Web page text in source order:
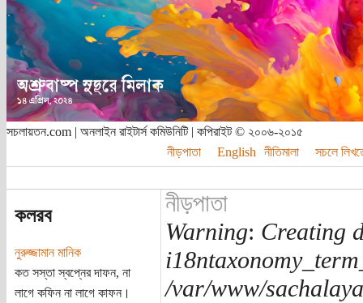
সচলায়তন.com | অনলাইন রাইটার্স কমিউনিটি | কপিরাইট © ২০০৬-২০১৫
নীড়পাতা
English নীতিমালা সচলে
কলরব
নুরুজ্জামান মানিক
কত সস্তা স্বপ্নের দাফন, না
লাগে কফিন না লাগে কাফন।
নীড়পাতা
Warning: Creating
/var/www/